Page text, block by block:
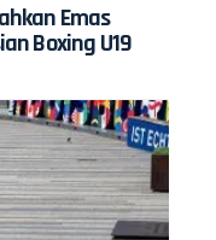
Emas
Boxing U19